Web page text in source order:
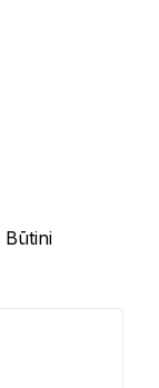
Būtini